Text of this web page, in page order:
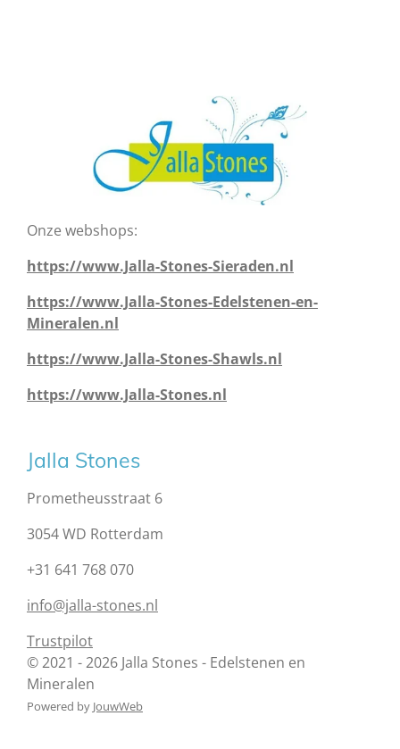
Onze webshops:
https://www.Jalla-Stones-Sieraden.nl
https://www.Jalla-Stones-Edelstenen-en-
Mineralen.nl
https://www.Jalla-Stones-Shawls.nl
https://www.Jalla-Stones.nl
Jalla Stones
Prometheusstraat 6
3054 WD Rotterdam
+31 641 768 070
info@jalla-stones.nl
Trustpilot
© 2021 - 2026 Jalla Stones - Edelstenen en
Mineralen
Powered by JouwWeb